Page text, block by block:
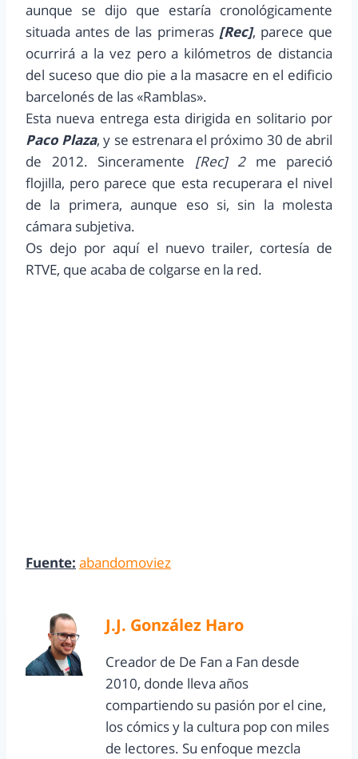
aunque se dijo que estaría cronológicamente
situada antes de las primeras [Rec], parece que
ocurrirá a la vez pero a kilómetros de distancia
del suceso que dio pie a la masacre en el edificio
barcelonés de las «Ramblas».
Esta nueva entrega esta dirigida en solitario por
Paco Plaza, y se estrenara el próximo 30 de abril
de 2012. Sinceramente [Rec] 2me pareció
flojilla, pero parece que esta recuperara el nivel
de la primera, aunque eso si, sin la molesta
cámara subjetiva.
Os dejo por aquí el nuevo trailer, cortesía de
RTVE, que acaba de colgarse en la red.
Fuente: abandomoviez
J.J. González Haro
Creador de De Fan a Fan desde
2010, donde lleva años
compartiendo su pasión por el cine,
los cómics y la cultura pop con miles
de lectores. Su enfoque mezcla